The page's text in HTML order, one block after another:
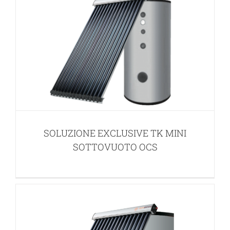
SOLUZIONE EXCLUSIVE TK MINI
SOTTOVUOTO OCS
SOLUZIONE EXCLUSIVE TKR2
APPLICAZIONI INTEGRATE PER ACS E RISCALDAMENTO